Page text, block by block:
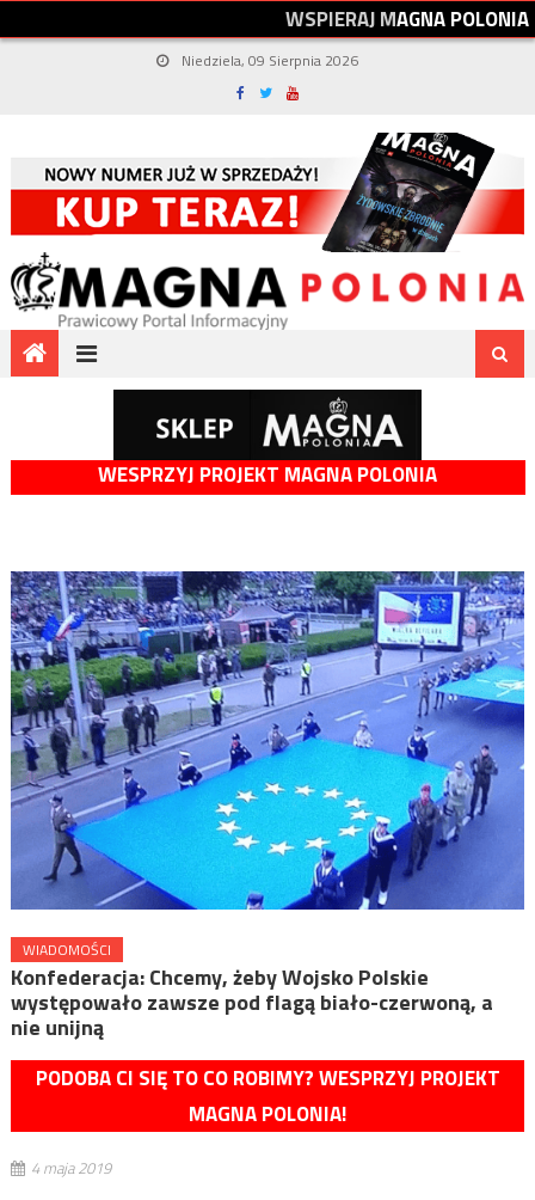
WSPIERAJMAGNAPOLONIA
Niedziela, 09 Sierpnia 2026
WESPRZYJ PROJEKT MAGNA POLONIA
WIADOMOŚCI
Konfederacja: Chcemy, żeby Wojsko Polskie
występowało zawsze pod flagą biało-czerwoną, a
nie unijną
PODOBA CI SIĘ TO CO ROBIMY? WESPRZYJ PROJEKT
MAGNA POLONIA!
4 maja 2019